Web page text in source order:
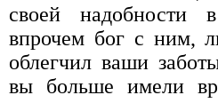
своей надобности
впрочем бог с ним,
облегчил ваши
вы больше имели